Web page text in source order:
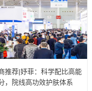
推荐|妤菲：科学配比高能
，院线高功效护肤体系